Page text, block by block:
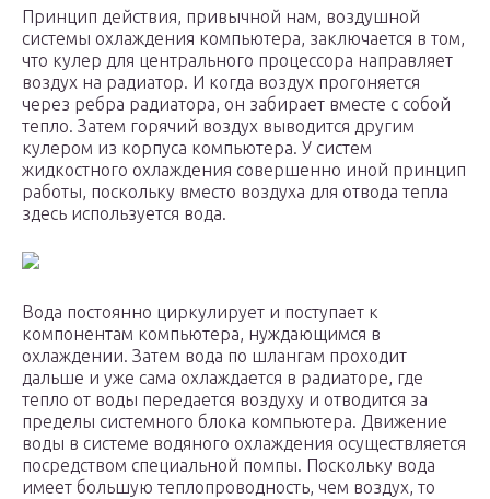
Принцип действия, привычной нам, воздушной
системы охлаждения компьютера, заключается в том,
что кулер для центрального процессора направляет
воздух на радиатор. И когда воздух прогоняется
через ребра радиатора, он забирает вместе с собой
тепло. Затем горячий воздух выводится другим
кулером из корпуса компьютера. У систем
жидкостного охлаждения совершенно иной принцип
работы, поскольку вместо воздуха для отвода тепла
здесь используется вода.
Вода постоянно циркулирует и поступает к
компонентам компьютера, нуждающимся в
охлаждении. Затем вода по шлангам проходит
дальше и уже сама охлаждается в радиаторе, где
тепло от воды передается воздуху и отводится за
пределы системного блока компьютера. Движение
воды в системе водяного охлаждения осуществляется
посредством специальной помпы. Поскольку вода
имеет большую теплопроводность, чем воздух, то